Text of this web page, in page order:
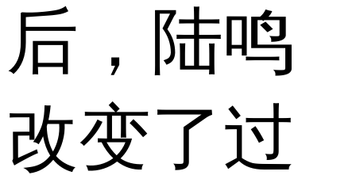
后，陆鸣
改变了过